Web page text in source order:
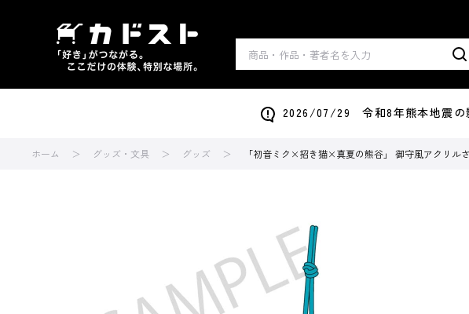
2026/07/29 令和8年熊本地震の
ホーム グッズ・文具 グッズ 「初音ミク×招き猫×真夏の熊谷」 御守風アクリル